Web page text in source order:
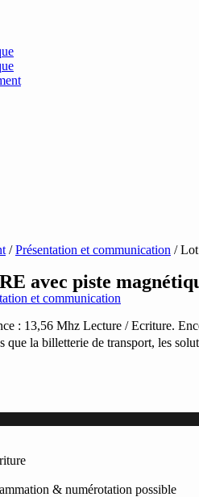
/Présentation et communication /
avec piste
et communication
: 13,56 Mhz Lecture / Ecriture.
la billetterie de transport, les
& numérotation possible